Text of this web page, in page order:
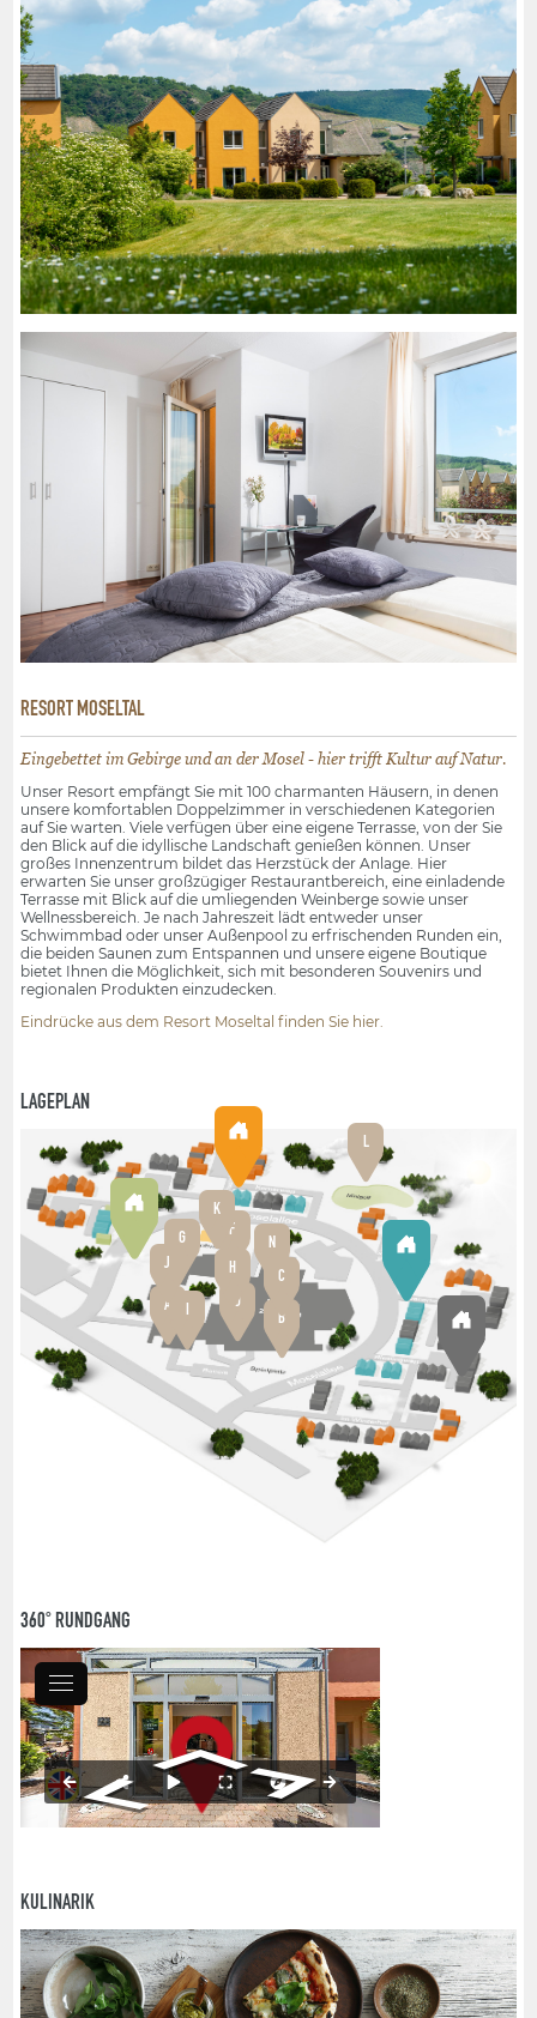
RESORT MOSELTAL
Eingebettet im Gebirge und an der Mosel - hier trifft Kultur auf Natur.
Unser Resort empfängt Sie mit 100 charmanten Häusern, in denen
unsere komfortablen Doppelzimmer in verschiedenen Kategorien
auf Sie warten. Viele verfügen über eine eigene Terrasse, von der Sie
den Blick auf die idyllische Landschaft genießen können. Unser
großes Innenzentrum bildet das Herzstück der Anlage. Hier
erwarten Sie unser großzügiger Restaurantbereich, eine einladende
Terrasse mit Blick auf die umliegenden Weinberge sowie unser
Wellnessbereich. Je nach Jahreszeit lädt entweder unser
Schwimmbad oder unser Außenpool zu erfrischenden Runden ein,
die beiden Saunen zum Entspannen und unsere eigene Boutique
bietet Ihnen die Möglichkeit, sich mit besonderen Souvenirs und
regionalen Produkten einzudecken.
Eindrücke aus dem Resort Moseltal finden Sie hier.
LAGEPLAN
N
A
B
C
D
F
G
H
I
J
K
L
360° RUNDGANG
KULINARIK